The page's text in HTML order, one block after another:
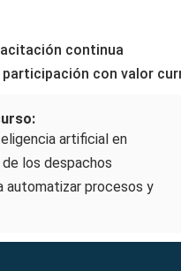
continua
participación con valor
artificial en
los despachos
automatizar procesos y